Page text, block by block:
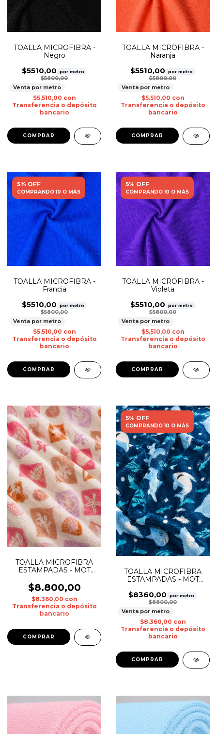
TOALLA MICROFIBRA -
Negro
$5510,00 por metro
$5800,00
Venta por metro
$5.510,00 con
Transferencia o depósito
bancario
TOALLA MICROFIBRA -
Naranja
$5510,00 por metro
$5800,00
Venta por metro
$5.510,00 con
Transferencia o depósito
bancario
5% OFF
COMPRANDO 10 O MÁS
TOALLA MICROFIBRA -
Francia
$5510,00 por metro
$5800,00
Venta por metro
$5.510,00 con
Transferencia o depósito
bancario
5% OFF
COMPRANDO 10 O MÁS
TOALLA MICROFIBRA -
Violeta
$5510,00 por metro
$5800,00
Venta por metro
$5.510,00 con
Transferencia o depósito
bancario
TOALLA MICROFIBRA
ESTAMPADAS - MOT
$8.800,00
$8.360,00 con
Transferencia o depósito
bancario
5% OFF
COMPRANDO 10 O MÁS
TOALLA MICROFIBRA
ESTAMPADAS - MOT
$8360,00 por metro
$8800,00
Venta por metro
$8.360,00 con
Transferencia o depósito
bancario